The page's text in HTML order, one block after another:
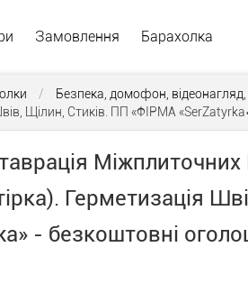
Замовлення Барахолка
/ Безпека, домофон, відеонагляд,
Щілин, Стиків. ПП «ФІРМА
Міжплиточних
Герметизація
- безкоштовні